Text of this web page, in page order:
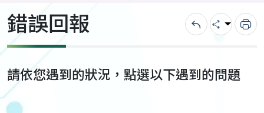
錯誤回報 回上一頁
分享 列
請依您遇到的狀況，點選以下遇到的問題